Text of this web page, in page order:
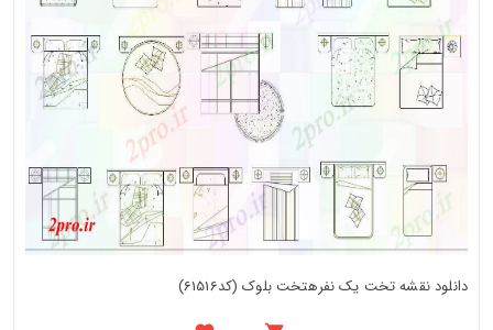
دانلود نقشه تخت یک نفرهتخت بلوک (کد61516)